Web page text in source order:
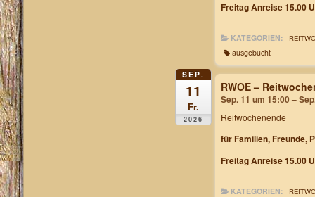
Freitag Anreise 15.00
KATEGORIEN:
ausgebucht
SEP.
11
Fr.
2026
RWOE –
Sep. 11 um 15:00 –
Reitwochenende
für Familien, Freunde,
Freitag Anreise 15.00
KATEGORIEN: